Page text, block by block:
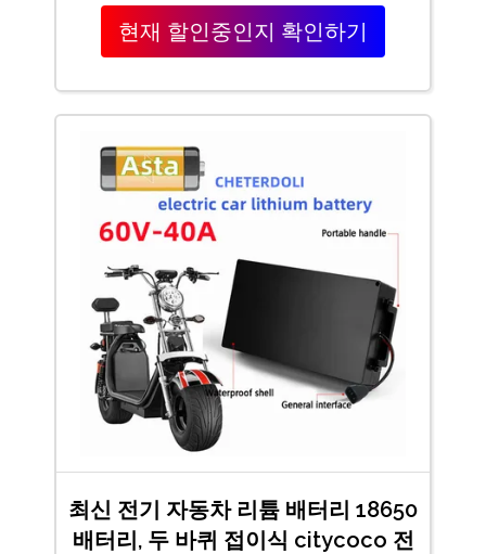
현재 할인중인지 확인하기
최신 전기 자동차 리튬 배터리 18650
배터리, 두 바퀴 접이식 citycoco 전